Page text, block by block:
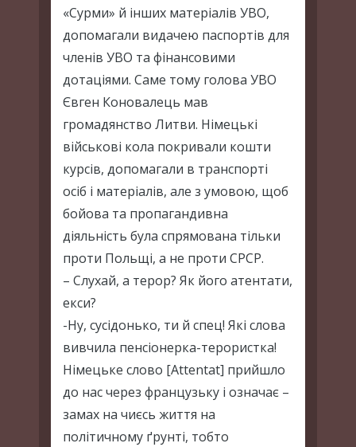
«Сурми» й інших матеріалів УВО,
допомагали видачею паспортів для
членів УВО та фінансовими
дотаціями. Саме тому голова УВО
Євген Коновалець мав
громадянство Литви. Німецькі
військові кола покривали кошти
курсів, допомагали в транспорті
осіб і матеріалів, але з умовою, щоб
бойова та пропагандивна
діяльність була спрямована тільки
проти Польщі, а не проти СРСР.
– Слухай, а терор? Як його атентати,
екси?
-Ну, сусідонько, ти й спец! Які слова
вивчила пенсіонерка-терористка!
Німецьке слово [Attentat] прийшло
до нас через французьку і означає –
замах на чиєсь життя на
політичному ґрунті, тобто